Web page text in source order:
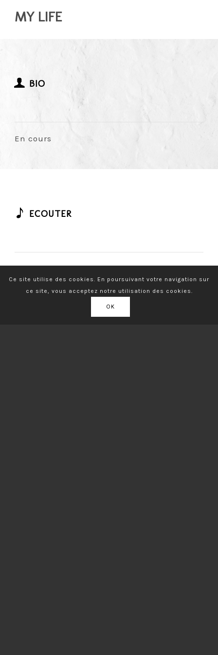
MY LIFE
BIO
En cours
ECOUTER
Ce site utilise des cookies. En poursuivant votre navigation sur
ce site, vous acceptez notre utilisation des cookies.
OK